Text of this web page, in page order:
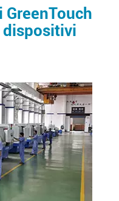
dispositivi